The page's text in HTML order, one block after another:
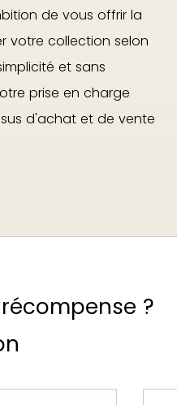
de vous offrir la
votre collection selon
et sans
prise en charge
d'achat et de vente
?